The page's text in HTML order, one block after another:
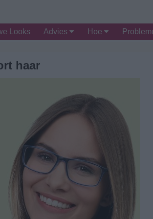
Looks Advies Hoe
haar